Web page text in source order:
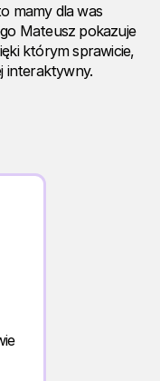
mamy dla was
Mateusz pokazuje
którym sprawicie,
interaktywny.